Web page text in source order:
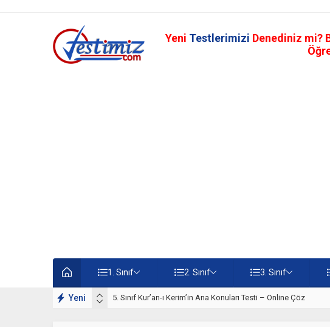
Yeni Testlerimizi Denediniz mi?
1. Sınıf 2. Sınıf 3. Sınıf
Yeni 5. Sınıf Kur’an-ı Kerim’in Temel Özellikleri ve Önemi Testi –